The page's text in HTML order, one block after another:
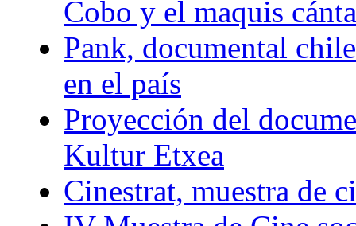
Cobo y el maquis
Pank, documental
en el país
Proyección del
Kultur Etxea
Cinestrat, muestra de